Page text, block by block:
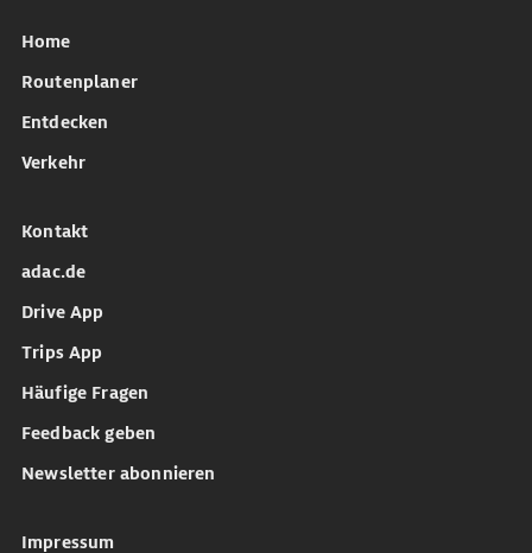
Home
Routenplaner
Entdecken
Verkehr
Kontakt
adac.de
Drive App
Trips App
Häufige Fragen
Feedback geben
Newsletter abonnieren
Impressum